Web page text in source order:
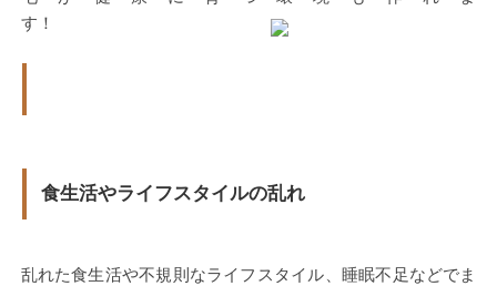
す！
食生活やライフスタイルの乱れ
乱れた食生活や不規則なライフスタイル、睡眠不足などでま